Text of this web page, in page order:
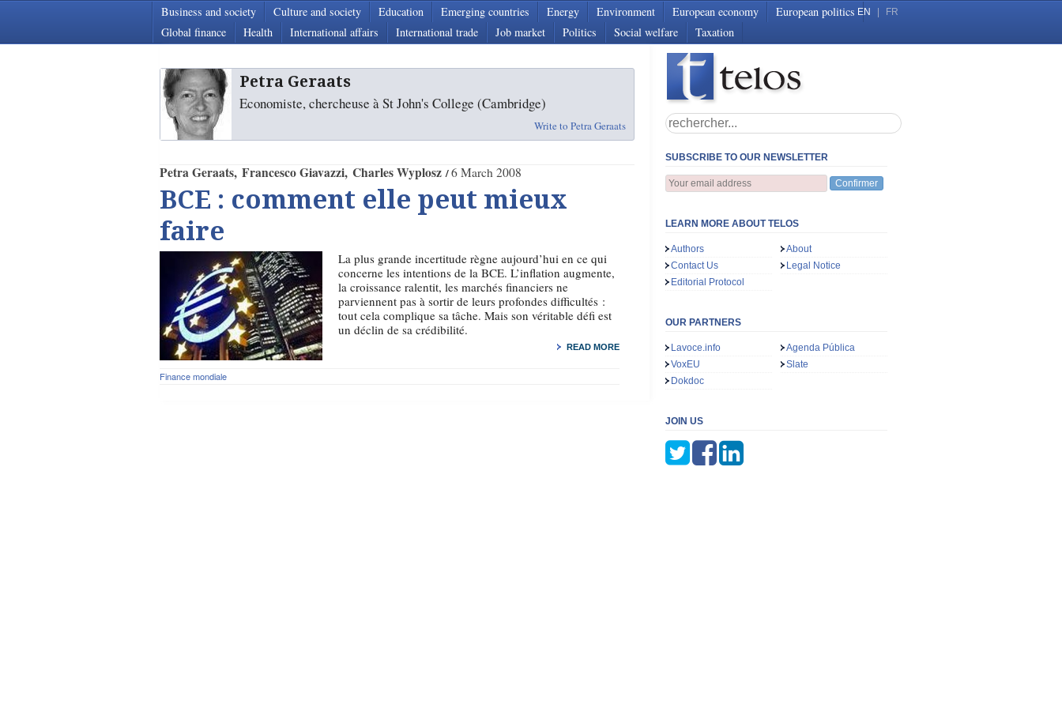
Business and society Culture and society Education Emerging countries Energy Environment European economy
European politics
Global finance
Health International affairs International trade Job market Politics Social welfare Taxation
EN FR
Petra Geraats
Economiste, chercheuse à St John's College (Cambridge)
Write to Petra Geraats
Petra Geraats Francesco Giavazzi Charles Wyplosz 6 March 2008
BCE : comment elle peut mieux
faire
La plus grande incertitude règne aujourd’hui en ce qui
concerne les intentions de la BCE. L’inflation augmente,
la croissance ralentit, les marchés financiers ne
parviennent pas à sortir de leurs profondes difficultés :
tout cela complique sa tâche. Mais son véritable défi est
un déclin de sa crédibilité.
READ MORE
Finance mondiale
SUBSCRIBE TO OUR NEWSLETTER
Confirmer
LEARN MORE ABOUT TELOS
Authors
About
Contact Us
Legal Notice
Editorial Protocol
OUR PARTNERS
Lavoce.info
Agenda Pública
VoxEU
Slate
Dokdoc
JOIN US